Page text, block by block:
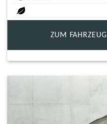
ZUM FAHRZEUG